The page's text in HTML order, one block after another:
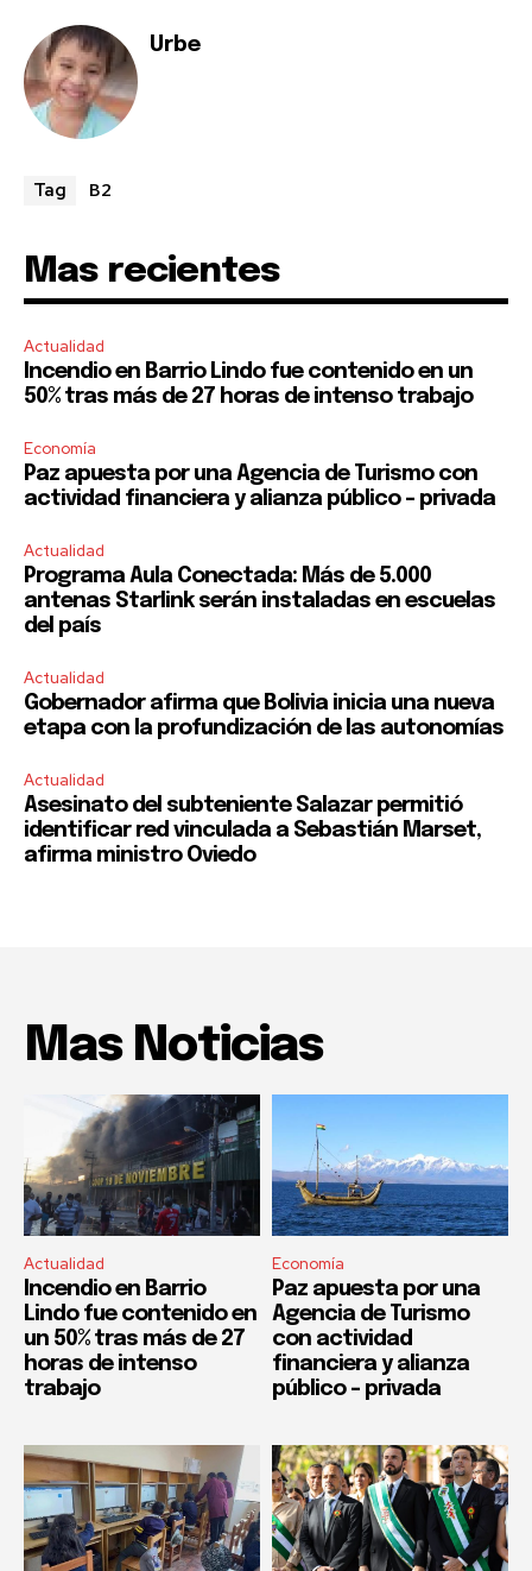
Urbe
Tag B2
Mas recientes
Actualidad
Incendio en Barrio Lindo fue contenido en un
50% tras más de 27 horas de intenso trabajo
Economía
Paz apuesta por una Agencia de Turismo con
actividad financiera y alianza público – privada
Actualidad
Programa Aula Conectada: Más de 5.000
antenas Starlink serán instaladas en escuelas
del país
Actualidad
Gobernador afirma que Bolivia inicia una nueva
etapa con la profundización de las autonomías
Actualidad
Asesinato del subteniente Salazar permitió
identificar red vinculada a Sebastián Marset,
afirma ministro Oviedo
Mas Noticias
Actualidad
Incendio en Barrio
Lindo fue contenido en
un 50% tras más de 27
horas de intenso
trabajo
Economía
Paz apuesta por una
Agencia de Turismo
con actividad
financiera y alianza
público – privada